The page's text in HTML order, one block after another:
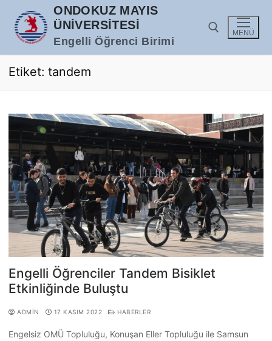
ONDOKUZ MAYIS
ÜNIVERSITESI
Engelli Öğrenci Birimi
MENÜ
Etiket: tandem
Engelli Öğrenciler Tandem Bisiklet
Etkinliğinde Buluştu
ADMIN 17 KASIM 2022 HABERLER
Engelsiz OMÜ Topluluğu, Konuşan Eller Topluluğu ile Samsun